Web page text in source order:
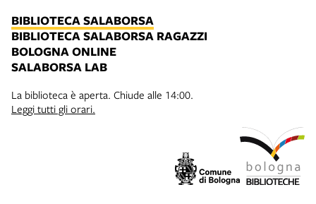
BIBLIOTECA SALABORSA
BIBLIOTECA SALABORSA RAGAZZI
BOLOGNA ONLINE
SALABORSA LAB
La biblioteca è aperta. Chiude alle 14:00.
Leggi tutti gli orari.